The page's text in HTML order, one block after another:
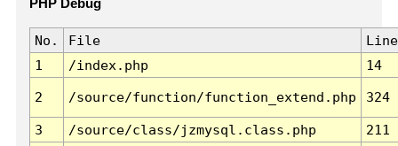
PHP Debug
No. File
Line
1
/index.php 14
2 /source/function/function_extend.php 324
3 /source/class/jzmysql.class.php
211